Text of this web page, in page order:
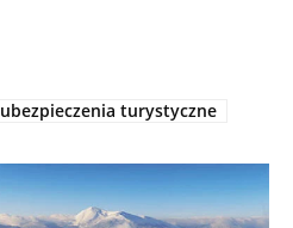
ubezpieczenia turystyczne